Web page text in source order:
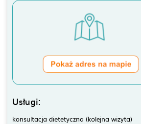
Usługi:
konsultacja dietetyczna (kolejna wizyta)